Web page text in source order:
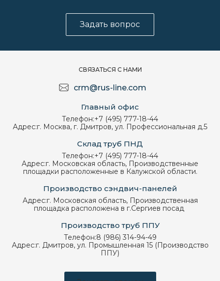
Задать вопрос
СВЯЗАТЬСЯ С НАМИ
crm@rus-line.com
Главный офис
Телефон:+7 (495) 777-18-44
Адрес:г. Москва, г. Дмитров, ул. Профессиональная д.5
Склад труб ПНД
Телефон:+7 (495) 777-18-44
Адрес:г. Московская область, Производственные
площадки расположенные в Калужской области.
Производство сэндвич-панелей
Адрес:г. Московская область, Производственная
площадка расположена в г.Сергиев посад
Производство труб ППУ
Телефон:8 (986) 314-94-49
Адрес:г. Дмитров, ул. Промышленная 15 (Производство
ППУ)